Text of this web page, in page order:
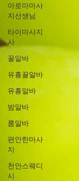
아로마마사
지선생님
타이마사지
사
꿀알바
유흥꿀알바
유흥알바
밤알바
룸알바
편안한마사
지
천안스웨디
시